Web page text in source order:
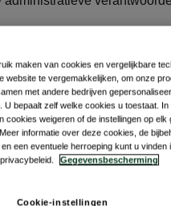
- en wordt dit verkeerd
voor uw bedrijf
het principe nog steeds.
in uw budget zijn uw long-
de long-tail uitgaven
een drastisch verhoogde
maken van cookies en vergelijkbare
website te vergemakkelijken, om onze
met andere bedrijven
U bepaalt zelf welke cookies u toestaat. In
cookies weigeren of de instellingen op elk
informatie over deze cookies, de
een eventuele herroeping kunt u vinden
Gegevensbescherming
Cookie-instellingen